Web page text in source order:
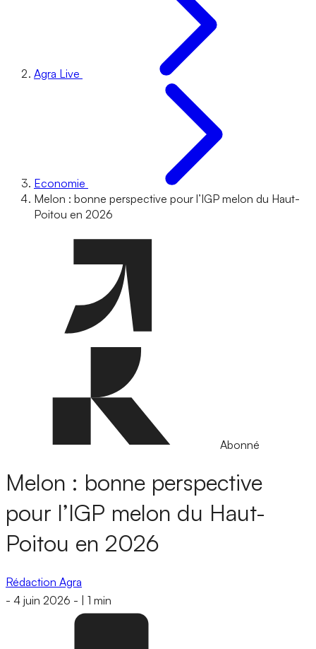
Agra Live
Economie
Melon : bonne perspective pour l’IGP melon du Haut-
Poitou en 2026
Abonné
Melon : bonne perspective
pour l’IGP melon du Haut-
Poitou en 2026
Rédaction Agra
- 4 juin 2026 - 1 min